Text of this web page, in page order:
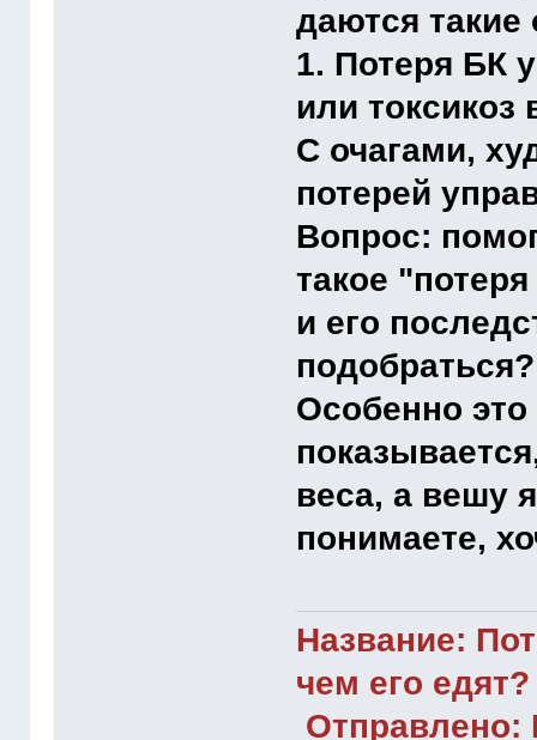
даются такие
1. Потеря БК
или токсикоз
С очагами,
потерей
Вопрос:
такое
и его
подобраться?
Особенно
веса, а вешу
понимаете,
Название:
чем его едят?
Отправлено: